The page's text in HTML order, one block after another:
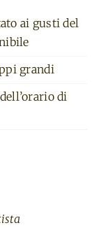
ai gusti del
grandi
di